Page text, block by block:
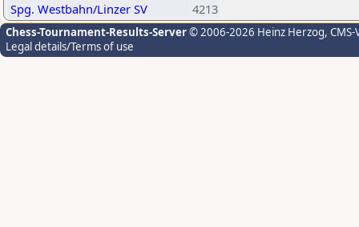
Spg. Westbahn/Linzer SV
4213
Chess-Tournament-Results-Server© 2006-2026 Heinz Herzog,
Legal details/Terms of use